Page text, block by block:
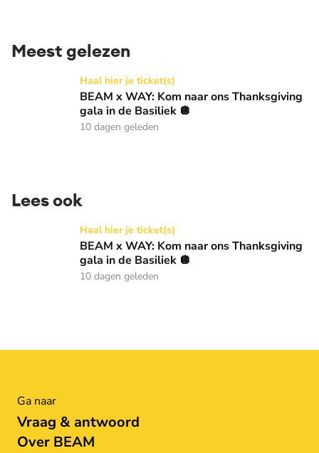
Meest gelezen
BEAM x WAY: Kom naar ons Thanksgiving gala in de
Haal hier je ticket(s)
BEAM x WAY: Kom naar ons Thanksgiving
gala in de Basiliek 🪩
10 dagen geleden
Lees ook
BEAM x WAY: Kom naar ons Thanksgiving gala in de
Haal hier je ticket(s)
BEAM x WAY: Kom naar ons Thanksgiving
gala in de Basiliek 🪩
10 dagen geleden
Ga naar
Vraag & antwoord
Over BEAM